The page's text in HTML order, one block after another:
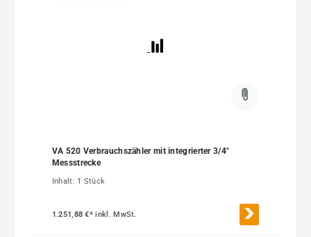
VA 520 Verbrauchszähler mit integrierter 3/4"
Messstrecke
Inhalt: 1 Stück
1.251,88 €*inkl. MwSt.